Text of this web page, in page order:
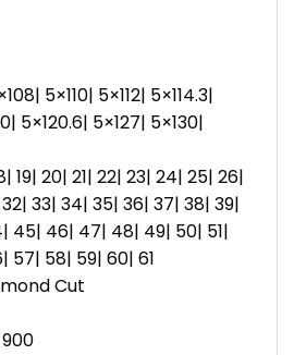
5×110| 5×112| 5×114.3|
5×120.6| 5×127| 5×130|
19| 20| 21| 22| 23| 24| 25| 26|
33| 34| 35| 36| 37| 38| 39|
45| 46| 47| 48| 49| 50| 51|
57| 58| 59| 60| 61
Cut